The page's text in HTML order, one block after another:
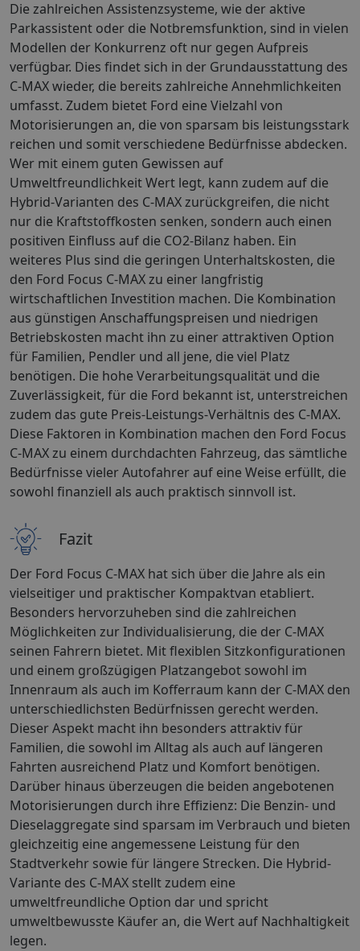
Die zahlreichen Assistenzsysteme, wie der aktive
Parkassistent oder die Notbremsfunktion, sind in vielen
Modellen der Konkurrenz oft nur gegen Aufpreis
verfügbar. Dies findet sich in der Grundausstattung des
C-MAX wieder, die bereits zahlreiche Annehmlichkeiten
umfasst. Zudem bietet Ford eine Vielzahl von
Motorisierungen an, die von sparsam bis leistungsstark
reichen und somit verschiedene Bedürfnisse abdecken.
Wer mit einem guten Gewissen auf
Umweltfreundlichkeit Wert legt, kann zudem auf die
Hybrid-Varianten des C-MAX zurückgreifen, die nicht
nur die Kraftstoffkosten senken, sondern auch einen
positiven Einfluss auf die CO2-Bilanz haben. Ein
weiteres Plus sind die geringen Unterhaltskosten, die
den Ford Focus C-MAX zu einer langfristig
wirtschaftlichen Investition machen. Die Kombination
aus günstigen Anschaffungspreisen und niedrigen
Betriebskosten macht ihn zu einer attraktiven Option
für Familien, Pendler und all jene, die viel Platz
benötigen. Die hohe Verarbeitungsqualität und die
Zuverlässigkeit, für die Ford bekannt ist, unterstreichen
zudem das gute Preis-Leistungs-Verhältnis des C-MAX.
Diese Faktoren in Kombination machen den Ford Focus
C-MAX zu einem durchdachten Fahrzeug, das sämtliche
Bedürfnisse vieler Autofahrer auf eine Weise erfüllt, die
sowohl finanziell als auch praktisch sinnvoll ist.
Fazit
Der Ford Focus C-MAX hat sich über die Jahre als ein
vielseitiger und praktischer Kompaktvan etabliert.
Besonders hervorzuheben sind die zahlreichen
Möglichkeiten zur Individualisierung, die der C-MAX
seinen Fahrern bietet. Mit flexiblen Sitzkonfigurationen
und einem großzügigen Platzangebot sowohl im
Innenraum als auch im Kofferraum kann der C-MAX den
unterschiedlichsten Bedürfnissen gerecht werden.
Dieser Aspekt macht ihn besonders attraktiv für
Familien, die sowohl im Alltag als auch auf längeren
Fahrten ausreichend Platz und Komfort benötigen.
Darüber hinaus überzeugen die beiden angebotenen
Motorisierungen durch ihre Effizienz: Die Benzin- und
Dieselaggregate sind sparsam im Verbrauch und bieten
gleichzeitig eine angemessene Leistung für den
Stadtverkehr sowie für längere Strecken. Die Hybrid-
Variante des C-MAX stellt zudem eine
umweltfreundliche Option dar und spricht
umweltbewusste Käufer an, die Wert auf Nachhaltigkeit
legen.